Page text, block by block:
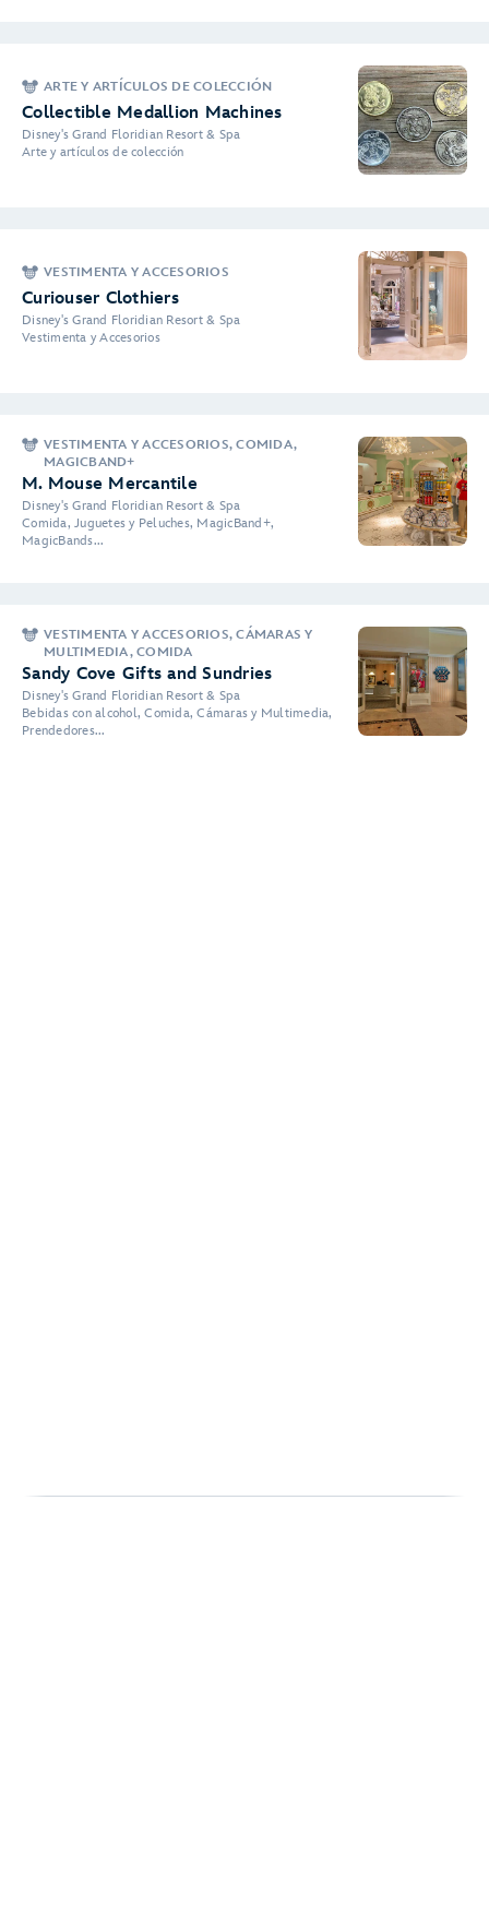
ARTE Y ARTÍCULOS DE COLECCIÓN
Collectible Medallion Machines
Disney's Grand Floridian Resort & Spa
Arte y artículos de colección
VESTIMENTA Y ACCESORIOS
Curiouser Clothiers
Disney's Grand Floridian Resort & Spa
Vestimenta y Accesorios
VESTIMENTA Y ACCESORIOS, COMIDA,
MAGICBAND+
M. Mouse Mercantile
Disney's Grand Floridian Resort & Spa
Comida, Juguetes y Peluches, MagicBand+,
MagicBands...
VESTIMENTA Y ACCESORIOS, CÁMARAS Y
MULTIMEDIA, COMIDA
Sandy Cove Gifts and Sundries
Disney's Grand Floridian Resort & Spa
Bebidas con alcohol, Comida, Cámaras y Multimedia,
Prendedores...